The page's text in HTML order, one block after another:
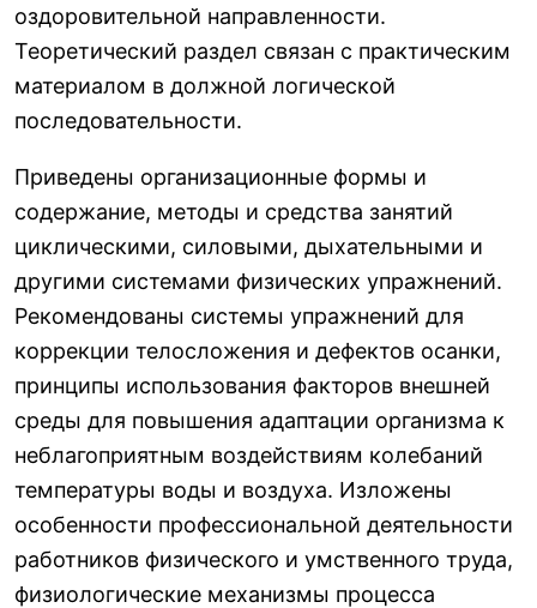
оздоровительной направленности.
Теоретический раздел связан с практическим
материалом в должной логической
последовательности.
Приведены организационные формы и
содержание, методы и средства занятий
циклическими, силовыми, дыхательными и
другими системами физических упражнений.
Рекомендованы системы упражнений для
коррекции телосложения и дефектов осанки,
принципы использования факторов внешней
среды для повышения адаптации организма к
неблагоприятным воздействиям колебаний
температуры воды и воздуха. Изложены
особенности профессиональной деятельности
работников физического и умственного труда,
физиологические механизмы процесса